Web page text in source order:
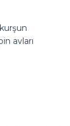
avları